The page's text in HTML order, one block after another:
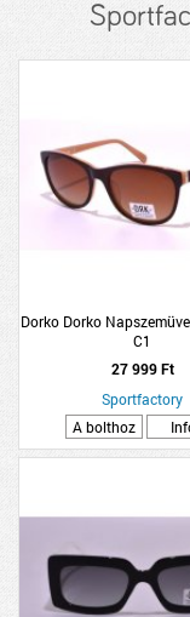
Dorko Dorko
C1
27 999 Ft
Sportfactory
A bolthoz